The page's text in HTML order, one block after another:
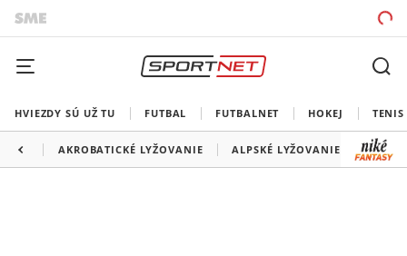
HVIEZDY SÚ UŽ TU FUTBAL FUTBALNET HOKEJ TENIS
AKROBATICKÉ LYŽOVANIE ALPSKÉ LYŽOVANIE BEH